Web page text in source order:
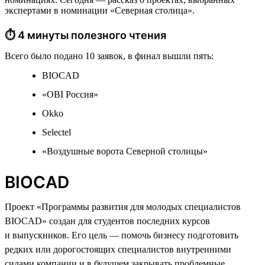
экспертами в номинации «Северная столица».
⏱ 4 минуты полезного чтения
Всего было подано 10 заявок, в финал вышли пять:
BIOCAD
«OBI Россия»
Okko
Selectel
«Воздушные ворота Северной столицы»
BIOCAD
Проект «Программы развития для молодых специалистов
BIOCAD» создан для студентов последних курсов
и выпускников. Его цель — помочь бизнесу подготовить
редких или дорогостоящих специалистов внутренними